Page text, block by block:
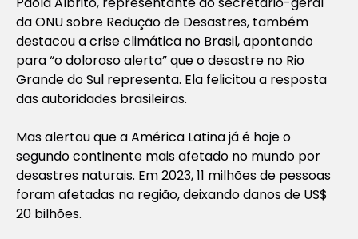
da ONU sobre Redução de Desastres, também
destacou a crise climática no Brasil, apontando
para “o doloroso alerta” que o desastre no Rio
Grande do Sul representa. Ela felicitou a resposta
das autoridades brasileiras.
Mas alertou que a América Latina já é hoje o
segundo continente mais afetado no mundo por
desastres naturais. Em 2023, 11 milhões de pessoas
foram afetadas na região, deixando danos de US$
20 bilhões.